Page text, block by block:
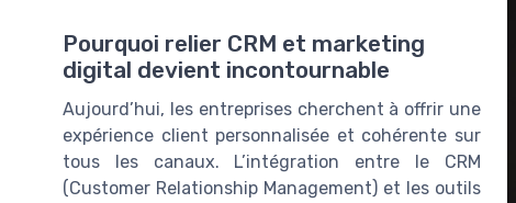
Pourquoi relier CRM et marketing
digital devient incontournable
Aujourd’hui, les entreprises cherchent à offrir une
expérience client personnalisée et cohérente sur
tous les canaux. L’intégration entre le CRM
(Customer Relationship Management) et les outils